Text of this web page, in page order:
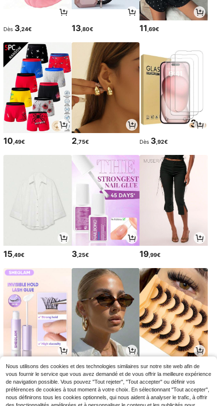
Dès 3,24€ 13,80€ 11,69€
10,49€ 2,75€ Dès 3,92€
15 ,49€ 3,25€ 19 ,99€
4,88€ 3,92€ 4,44€
Nous utilisons des cookies et des technologies similaires sur notre site web afin de
vous fournir le service que vous avez demandé et de vous offrir la meilleure expérience
de navigation possible. Vous pouvez "Tout rejeter", "Tout accepter" ou définir vos
préférences de cookies à tout moment à votre choix. En sélectionnant "Tout accepter",
nous définirons tous les cookies optionnels, qui nous aident à analyser le trafic, à offrir